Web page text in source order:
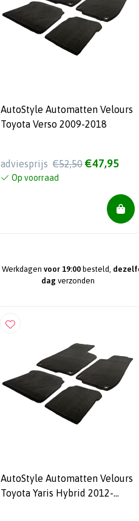
AutoStyle Automatten Velours
Toyota Verso 2009-2018
adviesprijs €52,50 €47,95
Op voorraad
Werkdagen voor 19:00 besteld,
dag verzonden
AutoStyle Automatten Velours
Toyota Yaris Hybrid 2012-